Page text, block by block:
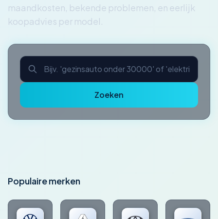
maandkosten, bekende problemen, en eerlijk
koopadvies per model.
Zoeken
Populaire merken